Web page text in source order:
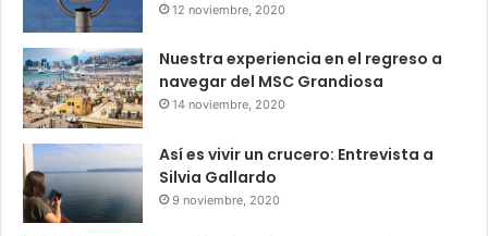
12 noviembre, 2020
Nuestra experiencia en el regreso a
navegar del MSC Grandiosa
14 noviembre, 2020
Así es vivir un crucero: Entrevista a
Silvia Gallardo
9 noviembre, 2020